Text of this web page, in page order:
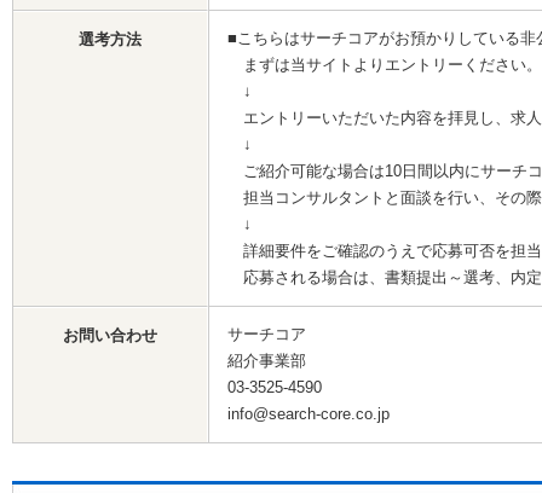
選考方法
■こちらはサーチコアがお預かりしている
まずは当サイトよりエントリーください。
↓
エントリーいただいた内容を拝見し、求
↓
ご紹介可能な場合は10日間以内にサーチ
担当コンサルタントと面談を行い、その
↓
詳細要件をご確認のうえで応募可否を担
応募される場合は、書類提出～選考、内
お問い合わせ
サーチコア
紹介事業部
03-3525-4590
info@search-core.co.jp